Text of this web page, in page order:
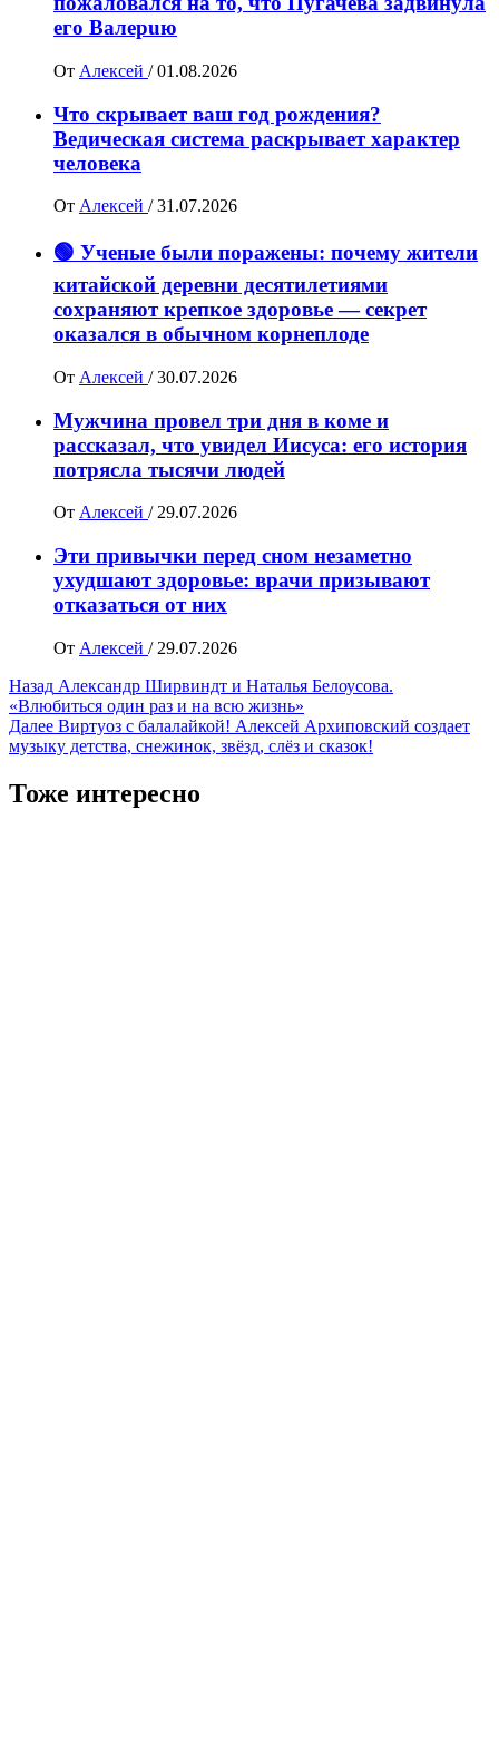
его Вaлepuю
От Алексей / 01.08.2026
Что скрывает ваш год рождения?
Ведическая система раскрывает характер
человека
От Алексей / 31.07.2026
🟢 Ученые были поражены: почему жители
китайской деревни десятилетиями
сохраняют крепкое здоровье — секрет
оказался в обычном корнеплоде
От Алексей / 30.07.2026
Мужчина провел три дня в коме и
рассказал, что увидел Иисуса: его история
потрясла тысячи людей
От Алексей / 29.07.2026
Эти привычки перед сном незаметно
ухудшают здоровье: врачи призывают
отказаться от них
От Алексей / 29.07.2026
Навигация
записи
Назад Александр Ширвиндт и Наталья Белоусова.
«Влюбиться один раз и на всю жизнь»
Далее Виртуоз с балалайкой! Алексей Архиповский создает
музыку детства, снежинок, звёзд, слёз и сказок!
Тоже интересно